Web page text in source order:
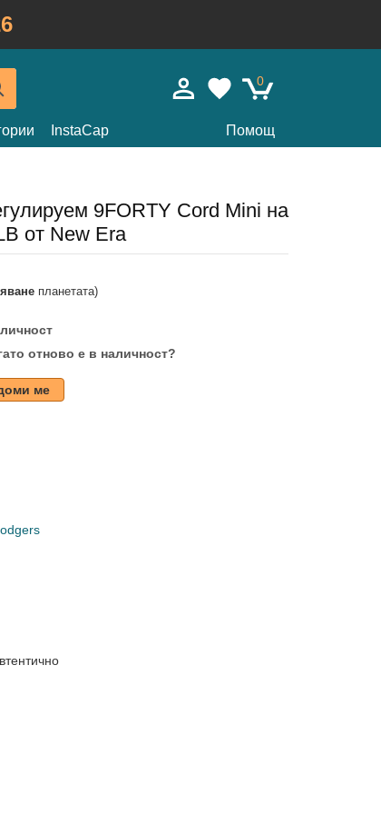
0
InstaCap Помощ
9FORTY Cord Mini на
от New Era
планетата)
отново е в наличност?
ме